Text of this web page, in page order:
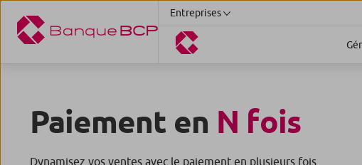
Entreprises
Paiement en N fois
Dynamisez vos ventes avec le paiement en plusieurs fois.